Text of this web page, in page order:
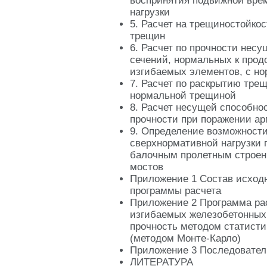
нагрузки
5. Расчет на
трещин
6. Расчет по прочности
сечений, нормальных к
изгибаемых элементов, с
7. Расчет по раскрытию
нормальной трещиной
8. Расчет несущей
прочности при поражении
9. Определение
сверхнормативной
балочным пролетным
мостов
Приложение 1 Состав
программы расчета
Приложение 2 Программа
изгибаемых
прочность методом
(методом Монте-Карло)
Приложение 3
ЛИТЕРАТУРА